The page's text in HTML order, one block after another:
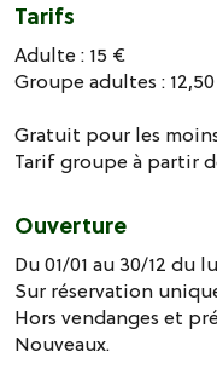
Tarifs
Adulte : 15 €
Groupe adultes :
Gratuit pour les
Tarif groupe à partir
Ouverture
Du 01/01 au 30/12 du
Sur réservation
Hors vendanges et
Nouveaux.